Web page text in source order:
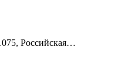
Российская…